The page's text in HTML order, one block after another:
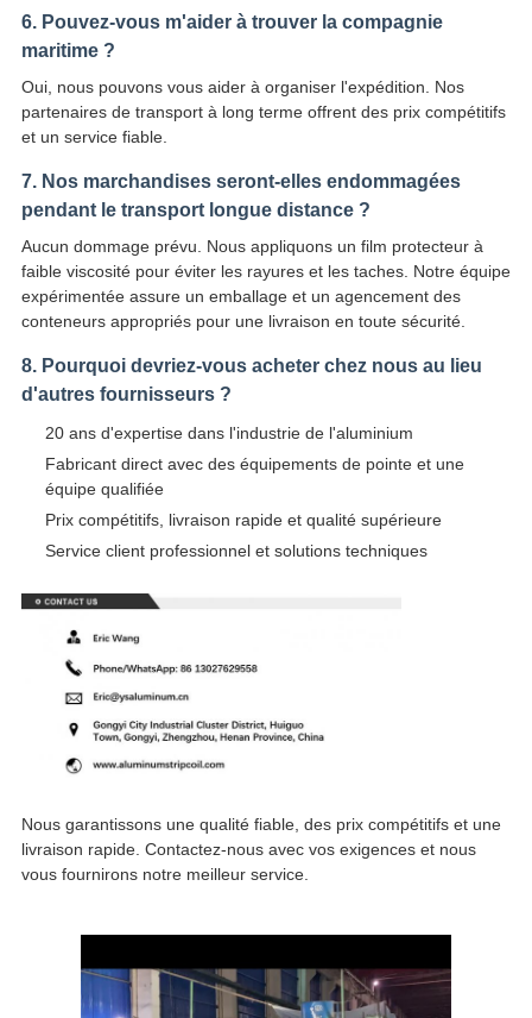
6. Pouvez-vous m'aider à trouver la compagnie
maritime ?
Oui, nous pouvons vous aider à organiser l'expédition. Nos
partenaires de transport à long terme offrent des prix compétitifs
et un service fiable.
7. Nos marchandises seront-elles endommagées
pendant le transport longue distance ?
Aucun dommage prévu. Nous appliquons un film protecteur à
faible viscosité pour éviter les rayures et les taches. Notre équipe
expérimentée assure un emballage et un agencement des
conteneurs appropriés pour une livraison en toute sécurité.
8. Pourquoi devriez-vous acheter chez nous au lieu
d'autres fournisseurs ?
20 ans d'expertise dans l'industrie de l'aluminium
Fabricant direct avec des équipements de pointe et une
équipe qualifiée
Prix compétitifs, livraison rapide et qualité supérieure
Service client professionnel et solutions techniques
Nous garantissons une qualité fiable, des prix compétitifs et une
livraison rapide. Contactez-nous avec vos exigences et nous
vous fournirons notre meilleur service.